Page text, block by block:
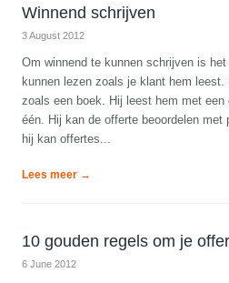
Winnend schrijven
3 August 2012
Om winnend te kunnen schrijven is
kunnen lezen zoals je klant hem
zoals een boek. Hij leest hem met
één. Hij kan de offerte beoordelen met
hij kan offertes...
Lees meer →
10 gouden regels om je
6 June 2012